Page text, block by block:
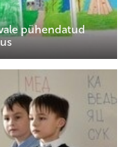
pühendatud